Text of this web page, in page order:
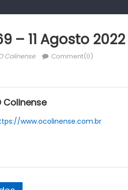
– 11 Agosto 2022
Colinense Comment(0)
Colinense
www.ocolinense.com.br